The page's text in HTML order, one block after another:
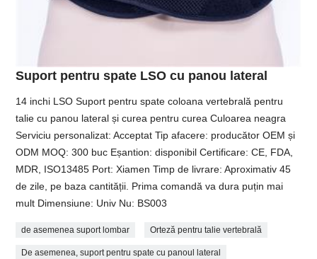
Suport pentru spate LSO cu panou lateral
14 inchi LSO Suport pentru spate coloana vertebrală pentru
talie cu panou lateral și curea pentru curea Culoarea neagra
Serviciu personalizat: Acceptat Tip afacere: producător OEM și
ODM MOQ: 300 buc Eșantion: disponibil Certificare: CE, FDA,
MDR, ISO13485 Port: Xiamen Timp de livrare: Aproximativ 45
de zile, pe baza cantității. Prima comandă va dura puțin mai
mult Dimensiune: Univ Nu: BS003
de asemenea suport lombar Orteză pentru talie vertebrală
De asemenea, suport pentru spate cu panoul lateral